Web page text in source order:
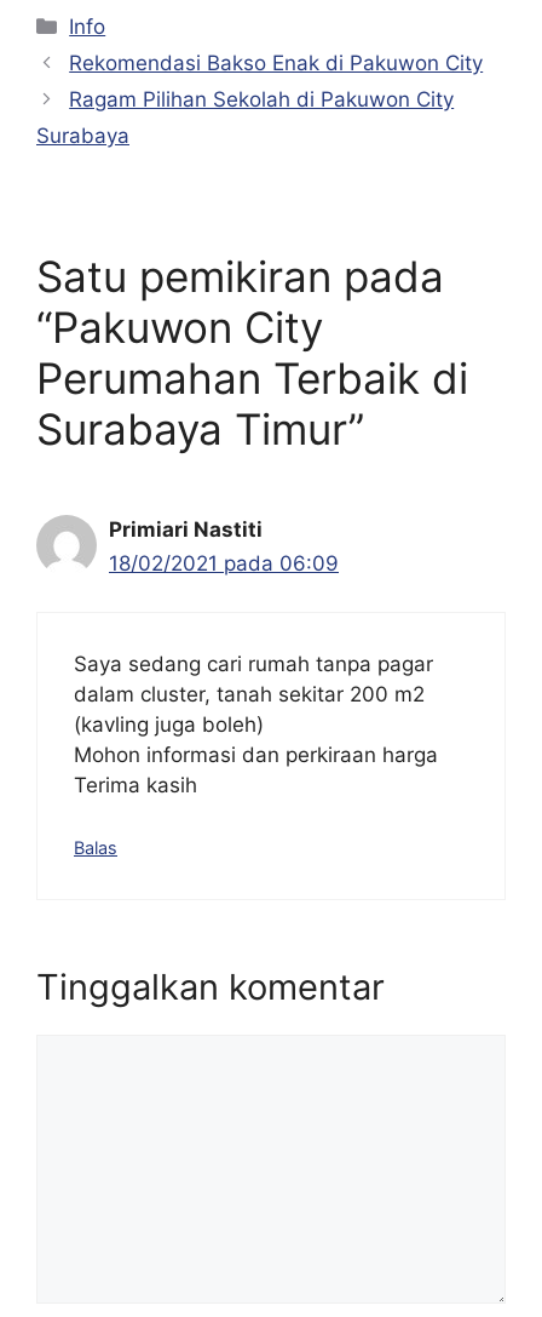
Kategori
Info
Rekomendasi Bakso Enak di Pakuwon City
Ragam Pilihan Sekolah di Pakuwon City
Surabaya
Satu pemikiran pada
“Pakuwon City
Perumahan Terbaik di
Surabaya Timur”
Primiari Nastiti
18/02/2021 pada 06:09
Saya sedang cari rumah tanpa pagar
dalam cluster, tanah sekitar 200 m2
(kavling juga boleh)
Mohon informasi dan perkiraan harga
Terima kasih
Balas
Tinggalkan komentar